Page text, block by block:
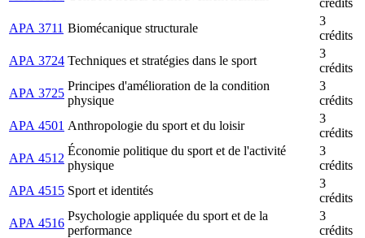
crédits
APA 3711 Biomécanique structurale
3
crédits
APA 3724 Techniques et stratégies dans le sport
3
crédits
APA 3725
Principes d'amélioration de la condition
physique
3
crédits
APA 4501 Anthropologie du sport et du loisir
3
crédits
APA 4512
Économie politique du sport et de l'activité
physique
3
crédits
APA 4515 Sport et identités
3
crédits
APA 4516
Psychologie appliquée du sport et de la
performance
3
crédits